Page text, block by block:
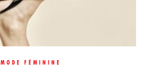
MODE FÉMININE
MODE FÉMININE
MODE FÉMININE